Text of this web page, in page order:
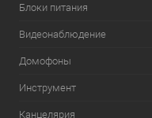
Блоки питания
Видеонаблюдение
Домофоны
Инструмент
Канцелярия